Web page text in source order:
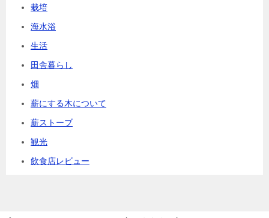
栽培
海水浴
生活
田舎暮らし
畑
薪にする木について
薪ストーブ
観光
飲食店レビュー